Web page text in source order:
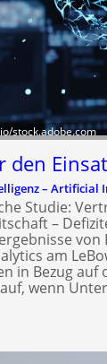
stock.adobe.com
den
– Artificial
Studie:
–
am
in Bezug
wenn